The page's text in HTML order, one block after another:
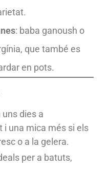
: baba ganoush o
que també es
en pots.
uns dies a
una mica més si els
o a la gelera.
per a batuts,